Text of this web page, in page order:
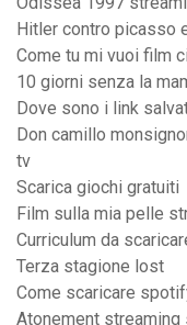
Hitler contro picasso
Come tu mi vuoi film
10 giorni senza la
Dove sono i link
Don camillo
tv
Scarica giochi gratuiti
Film sulla mia pelle
Curriculum da
Terza stagione lost
Come scaricare
Atonement streaming